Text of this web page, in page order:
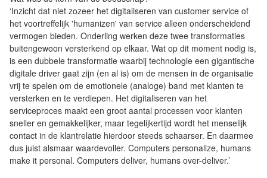
‘Inzicht dat niet zozeer het digitaliseren van customer service of
het voortreffelijk 'humanizen' van service alleen onderscheidend
vermogen bieden. Onderling werken deze twee transformaties
buitengewoon versterkend op elkaar. Wat op dit moment nodig is,
is een dubbele transformatie waarbij technologie een gigantische
digitale driver gaat zijn (en al is) om de mensen in de organisatie
vrij te spelen om de emotionele (analoge) band met klanten te
versterken en te verdiepen. Het digitaliseren van het
serviceproces maakt een groot aantal processen voor klanten
sneller en gemakkelijker, maar tegelijkertijd wordt het menselijk
contact in de klantrelatie hierdoor steeds schaarser. En daarmee
dus juist alsmaar waardevoller. Computers personalize, humans
make it personal. Computers deliver, humans over-deliver.’